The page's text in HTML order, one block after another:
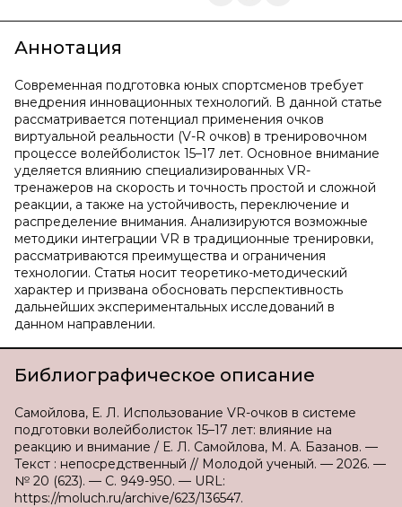
Аннотация
Современная подготовка юных спортсменов требует
внедрения инновационных технологий. В данной статье
рассматривается потенциал применения очков
виртуальной реальности (V-R очков) в тренировочном
процессе волейболисток 15–17 лет. Основное внимание
уделяется влиянию специализированных VR-
тренажеров на скорость и точность простой и сложной
реакции, а также на устойчивость, переключение и
распределение внимания. Анализируются возможные
методики интеграции VR в традиционные тренировки,
рассматриваются преимущества и ограничения
технологии. Статья носит теоретико-методический
характер и призвана обосновать перспективность
дальнейших экспериментальных исследований в
данном направлении.
Библиографическое описание
Самойлова, Е. Л. Использование VR-очков в системе
подготовки волейболисток 15–17 лет: влияние на
реакцию и внимание / Е. Л. Самойлова, М. А. Базанов. —
Текст : непосредственный // Молодой ученый. — 2026. —
№ 20 (623). — С. 949-950. — URL:
https://moluch.ru/archive/623/136547.